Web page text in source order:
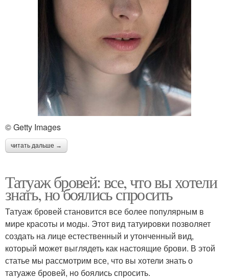
© Getty Images
читать дальше →
Татуаж бровей: все, что вы хотели
знать, но боялись спросить
Татуаж бровей становится все более популярным в
мире красоты и моды. Этот вид татуировки позволяет
создать на лице естественный и утонченный вид,
который может выглядеть как настоящие брови. В этой
статье мы рассмотрим все, что вы хотели знать о
татуаже бровей, но боялись спросить.